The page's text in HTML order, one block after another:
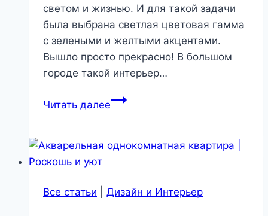
светом и жизнью. И для такой задачи
была выбрана светлая цветовая гамма
с зелеными и желтыми акцентами.
Вышло просто прекрасно! В большом
городе такой интерьер…
Читать далееУютное
|
уют
Все статьи Дизайн и Интерьер